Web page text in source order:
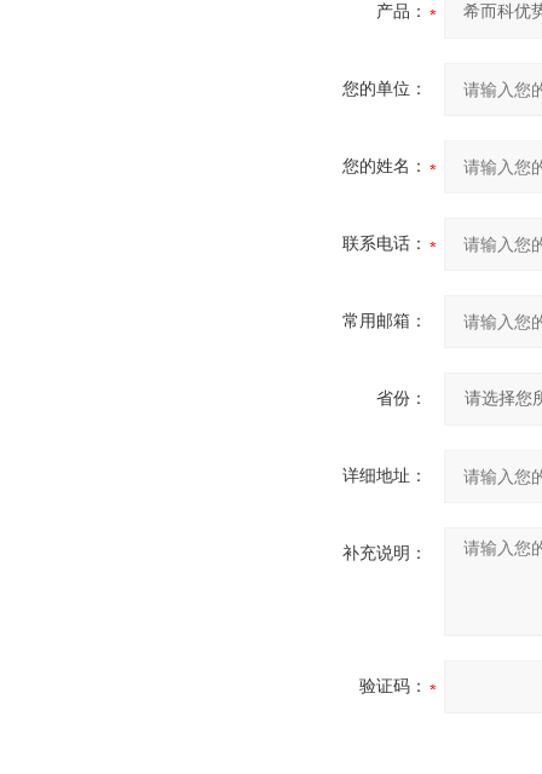
产品：
您的单位：
您的姓名：
联系电话：
常用邮箱：
省份：
详细地址：
补充说明：
验证码：